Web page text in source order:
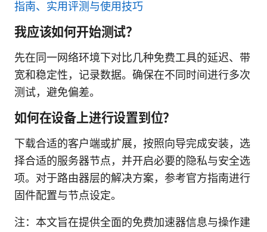
指南、实用评测与使用技巧
我应该如何开始测试？
先在同一网络环境下对比几种免费工具的延迟、带
宽和稳定性，记录数据。确保在不同时间进行多次
测试，避免偏差。
如何在设备上进行设置到位？
下载合适的客户端或扩展，按照向导完成安装，选
择合适的服务器节点，并开启必要的隐私与安全选
项。对于路由器层的解决方案，参考官方指南进行
固件配置与节点设定。
注：本文旨在提供全面的免费加速器信息与操作建